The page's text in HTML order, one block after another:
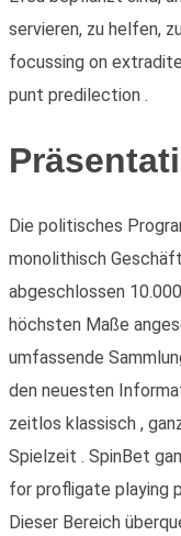
servieren, zu helfen,
focussing on
punt predilection .
Die politisches
monolithisch
abgeschlossen
höchsten Maße
umfassende
den neuesten
zeitlos klassisch ,
Spielzeit . SpinBet
for profligate playing
Dieser Bereich